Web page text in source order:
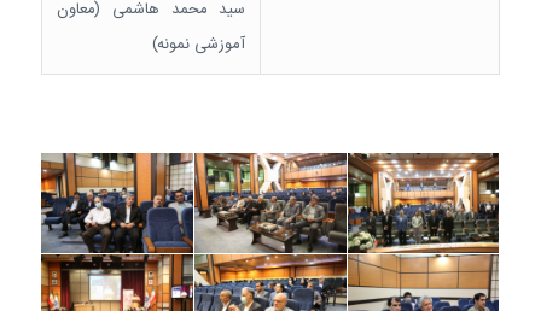
سید محمد هاشمی (معاون
آموزشی نمونه)